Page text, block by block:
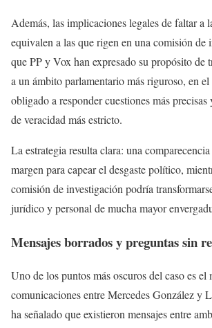
Además, las implicaciones legales de faltar a
equivalen a las que rigen en una comisión de
que PP y Vox han expresado su propósito de
a un ámbito parlamentario más riguroso, en el
obligado a responder cuestiones más
de veracidad más estricto.
La estrategia resulta clara: una
margen para capear el desgaste político,
comisión de investigación podría
jurídico y personal de mucha mayor
Mensajes borrados y preguntas sin
Uno de los puntos más oscuros del caso es el
comunicaciones entre Mercedes González y
ha señalado que existieron mensajes entre